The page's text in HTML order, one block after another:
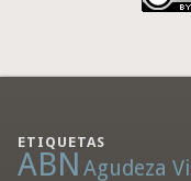
ETIQUETAS
ABN Agudeza